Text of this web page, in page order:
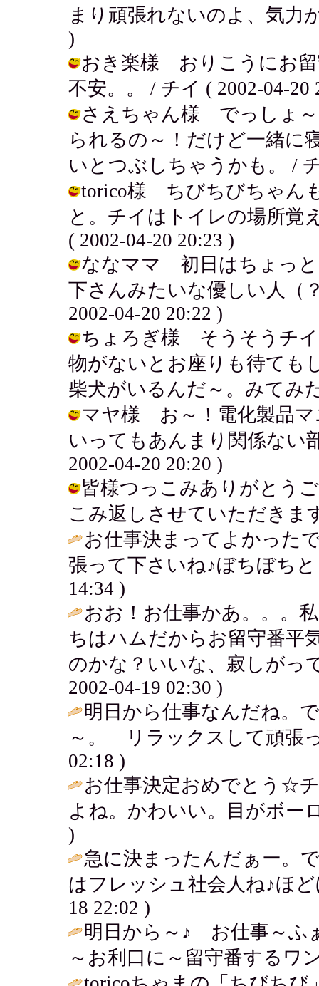
まり頑張れないのよ、気力
)
おき楽様 おりこうにお留
不安。。 / チイ ( 2002-04-20
さえちゃん様 でっしょ
られるの～！だけど一緒に
いとつぶしちゃうかも。 /
torico様 ちびちびちゃん
と。チイはトイレの場所覚
( 2002-04-20 20:23 )
ななママ 初日はちょっと
下さんみたいな優しい人（
2002-04-20 20:22 )
ちょろぎ様 そうそうチイ
物がないとお座りも待ても
柴犬がいるんだ～。みてみ
マヤ様 お～！電化製品マ
いってもあんまり関係ない
2002-04-20 20:20 )
皆様つっこみありがとう
こみ返しさせていただきま
お仕事決まってよかった
張って下さいね♪ぼちぼち
14:34 )
おお！お仕事かあ。。。
ちはハムだからお留守番平
のかな？いいな、寂しがっ
2002-04-19 02:30 )
明日から仕事なんだね。
～。 リラックスして頑張
02:18 )
お仕事決定おめでとう☆
よね。かわいい。目がボー
)
急に決まったんだぁー。
はフレッシュ社会人ね♪ほ
18 22:02 )
明日から～♪ お仕事～ふ
～お利口に～留守番するワ